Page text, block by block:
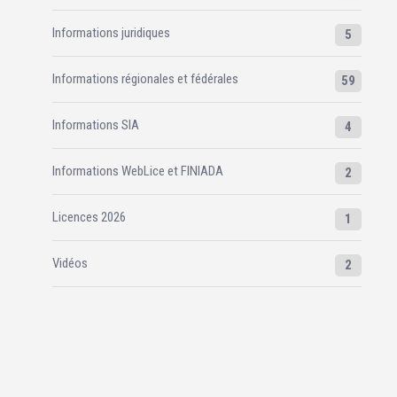
Informations juridiques 5
Informations régionales et fédérales 59
Informations SIA 4
Informations WebLice et FINIADA 2
Licences 2026 1
Vidéos 2